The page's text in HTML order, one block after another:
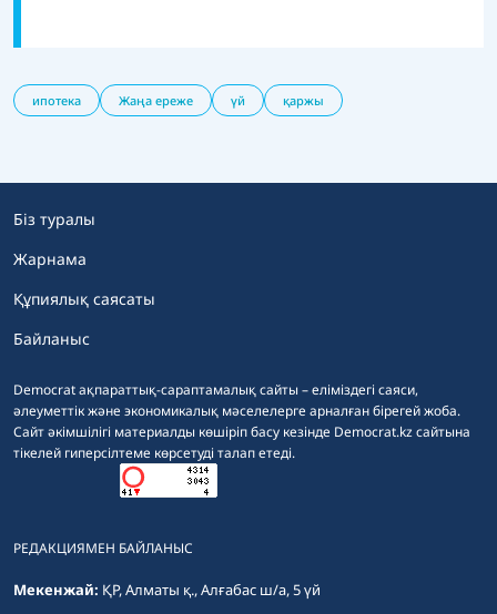
ипотека Жаңа ереже үй қаржы
Democrat ақпараттық-сараптамалық сайты – еліміздегі саяси,
әлеуметтік және экономикалық мәселелерге арналған бірегей жоба.
Сайт әкімшілігі материалды көшіріп басу кезінде Democrat.kz сайтына
тікелей гиперсілтеме көрсетуді талап етеді.
Біз туралы
Жарнама
Құпиялық саясаты
Байланыс
РЕДАКЦИЯМЕН БАЙЛАНЫС
Мекенжай: ҚР, Алматы қ., Алғабас ш/а, 5 үй